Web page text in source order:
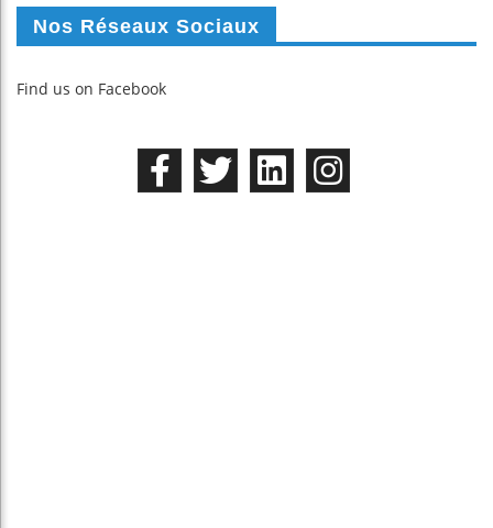
Nos Réseaux Sociaux
Find us on Facebook